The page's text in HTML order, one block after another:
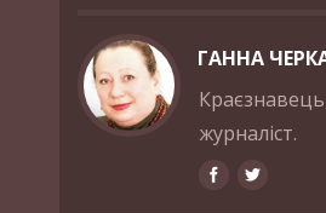
ГАННА
журналіст.